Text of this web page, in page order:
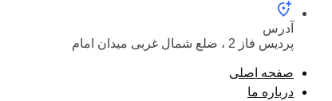
آدرس
پردیس فاز 2 ، ضلع شمال غربی میدان امام
صفحه اصلی
درباره ما